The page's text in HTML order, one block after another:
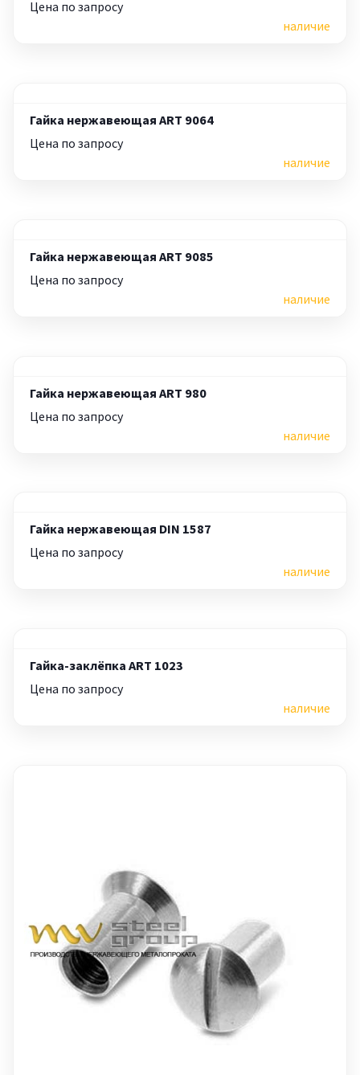
Цена по запросу
наличие
Гайка нержавеющая ART 9064
Цена по запросу
наличие
Гайка нержавеющая ART 9085
Цена по запросу
наличие
Гайка нержавеющая ART 980
Цена по запросу
наличие
Гайка нержавеющая DIN 1587
Цена по запросу
наличие
Гайка-заклёпка ART 1023
Цена по запросу
наличие